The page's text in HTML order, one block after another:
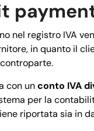
nel registro IVA
in quanto il
con unconto IVA
per la
riportata sia in